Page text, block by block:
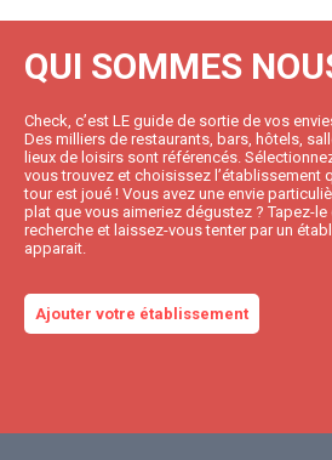
QUI SOMMES
Check, c’est LE guide de sortie de vos
Des milliers de restaurants, bars, hôtels,
lieux de loisirs sont référencés.
vous trouvez et choisissez l’établissement
tour est joué ! Vous avez une envie
plat que vous aimeriez dégustez ? Tapez-le
recherche et laissez-vous tenter par un
apparait.
Ajouter votre établissement